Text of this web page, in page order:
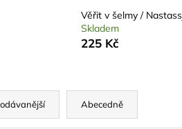
Věřit v šelmy /
Skladem
225 Kč
Abecedně
Doporučujeme
V ŠELMY / NASTASSJA